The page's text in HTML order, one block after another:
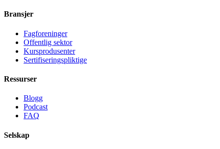
Bransjer
Fagforeninger
Offentlig sektor
Kursprodusenter
Sertifiseringspliktige
Ressurser
Blogg
Podcast
FAQ
Selskap